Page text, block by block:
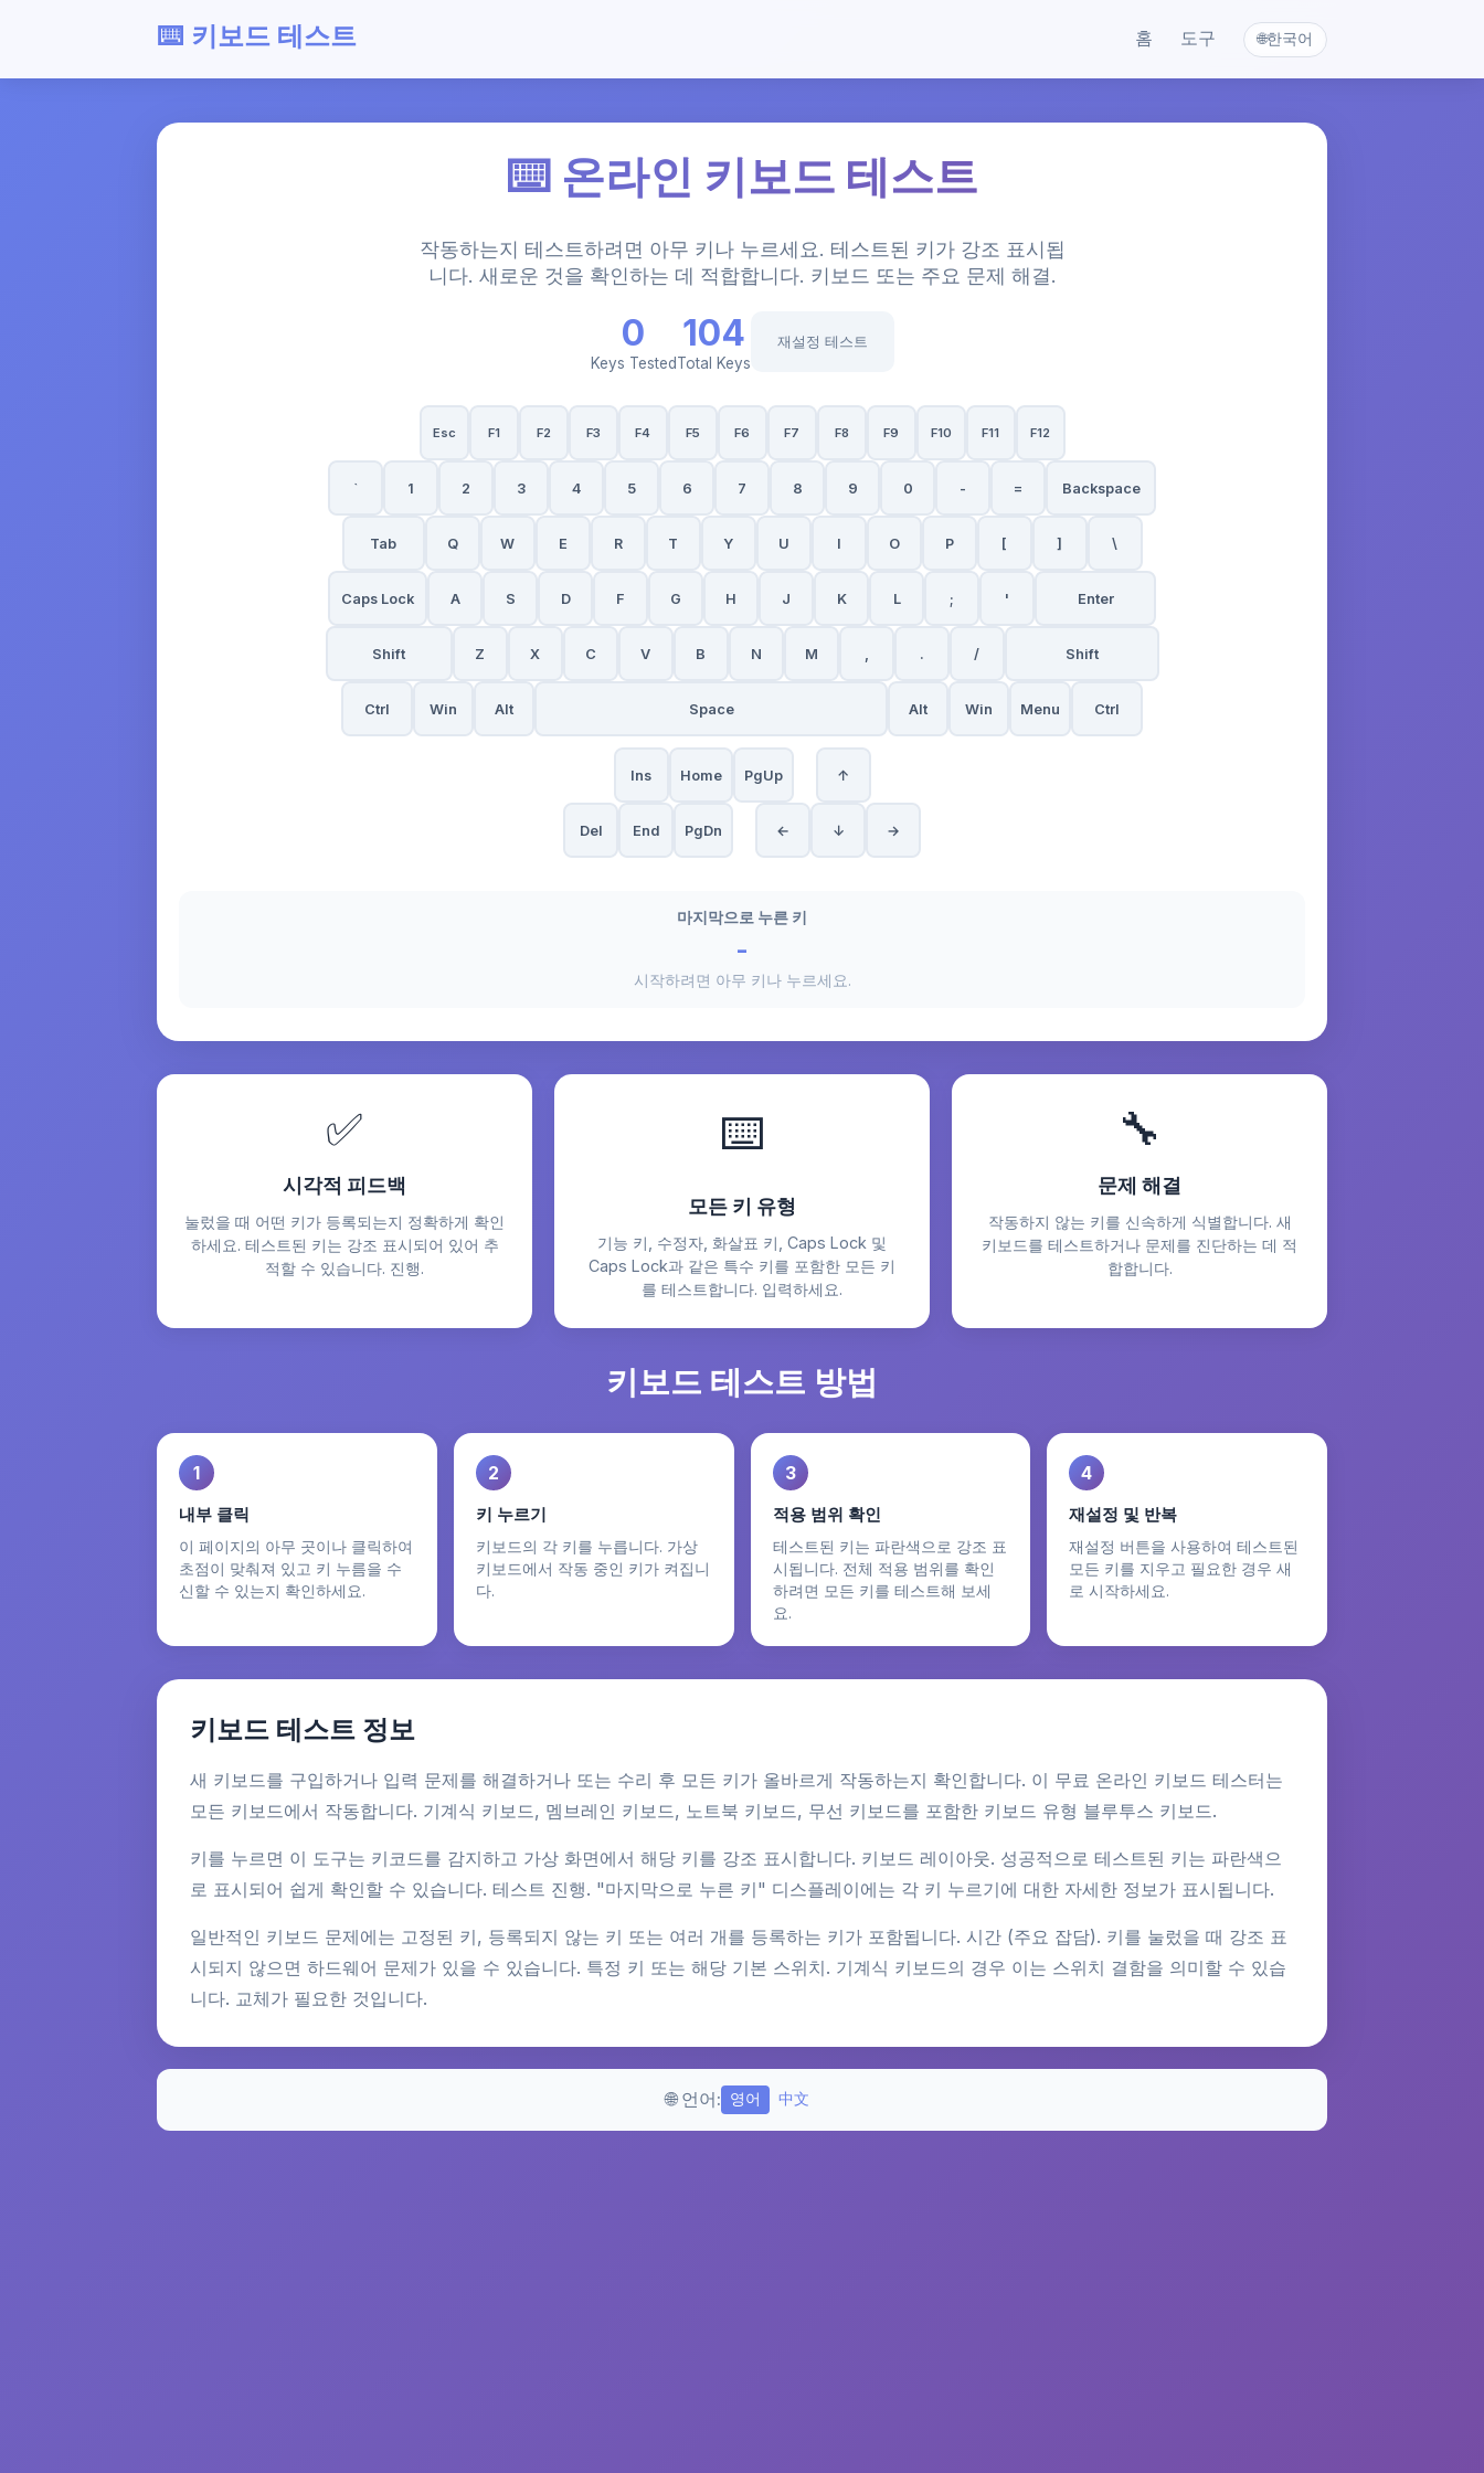
⌨️ 키보드 테스트 홈 도구 🌐한국어
⌨️ 온라인 키보드 테스트
작동하는지 테스트하려면 아무 키나 누르세요. 테스트된 키가 강조 표시됩
니다. 새로운 것을 확인하는 데 적합합니다. 키보드 또는 주요 문제 해결.
0
Keys Tested
104
Total Keys
재설정 테스트
Esc F1 F2 F3 F4 F5 F6 F7 F8 F9 F10 F11 F12
` 1 2 3 4 5 6 7 8 9 0 - = Backspace
Tab Q W E R T Y U I O P [ ] \
Caps Lock A S D F G H J K L ; ' Enter
Shift Z X C V B N M . / Shift
Ctrl Win Alt Space Alt Win Menu Ctrl
Ins Home PgUp ↑
Del End PgDn ← ↓ →
마지막으로 누른 키
-
시작하려면 아무 키나 누르세요.
✅
시각적 피드백
눌렀을 때 어떤 키가 등록되는지 정확하게 확인
하세요. 테스트된 키는 강조 표시되어 있어 추
적할 수 있습니다. 진행.
⌨️
모든 키 유형
기능 키, 수정자, 화살표 키, Caps Lock 및
Caps Lock과 같은 특수 키를 포함한 모든 키
를 테스트합니다. 입력하세요.
🔧
문제 해결
작동하지 않는 키를 신속하게 식별합니다. 새
키보드를 테스트하거나 문제를 진단하는 데 적
합합니다.
키보드 테스트 방법
1
내부 클릭
이 페이지의 아무 곳이나 클릭하여
초점이 맞춰져 있고 키 누름을 수
신할 수 있는지 확인하세요.
2
키 누르기
키보드의 각 키를 누릅니다. 가상
키보드에서 작동 중인 키가 켜집니
다.
3
적용 범위 확인
테스트된 키는 파란색으로 강조 표
시됩니다. 전체 적용 범위를 확인
하려면 모든 키를 테스트해 보세
요.
4
재설정 및 반복
재설정 버튼을 사용하여 테스트된
모든 키를 지우고 필요한 경우 새
로 시작하세요.
키보드 테스트 정보
새 키보드를 구입하거나 입력 문제를 해결하거나 또는 수리 후 모든 키가 올바르게 작동하는지 확인합니다. 이 무료 온라인 키보드 테스터는
모든 키보드에서 작동합니다. 기계식 키보드, 멤브레인 키보드, 노트북 키보드, 무선 키보드를 포함한 키보드 유형 블루투스 키보드.
키를 누르면 이 도구는 키코드를 감지하고 가상 화면에서 해당 키를 강조 표시합니다. 키보드 레이아웃. 성공적으로 테스트된 키는 파란색으
로 표시되어 쉽게 확인할 수 있습니다. 테스트 진행. "마지막으로 누른 키" 디스플레이에는 각 키 누르기에 대한 자세한 정보가 표시됩니다.
일반적인 키보드 문제에는 고정된 키, 등록되지 않는 키 또는 여러 개를 등록하는 키가 포함됩니다. 시간 (주요 잡담). 키를 눌렀을 때 강조 표
시되지 않으면 하드웨어 문제가 있을 수 있습니다. 특정 키 또는 해당 기본 스위치. 기계식 키보드의 경우 이는 스위치 결함을 의미할 수 있습
니다. 교체가 필요한 것입니다.
🌐 언어: 영어 中文